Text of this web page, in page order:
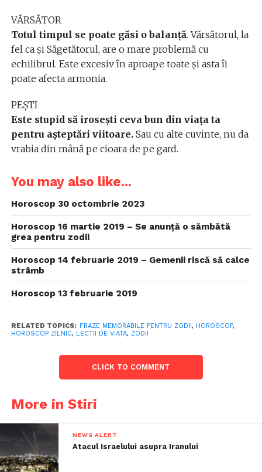
VĂRSĂTOR
Totul timpul se poate găsi o balanță. Vărsătorul, la
fel ca și Săgetătorul, are o mare problemă cu
echilibrul. Este excesiv în aproape toate și asta îi
poate afecta armonia.
PEȘTI
Este stupid să irosești ceva bun din viața ta
pentru așteptări viitoare.Sau cu alte cuvinte, nu da
vrabia din mână pe cioara de pe gard.
You may also like...
Horoscop 30 octombrie 2023
Horoscop 16 martie 2019 – Se anunță o sămbătă
grea pentru zodii
Horoscop 14 februarie 2019 – Gemenii riscă să calce
strâmb
Horoscop 13 februarie 2019
RELATED TOPICS: FRAZE MEMORABILE PENTRU ZODII, HOROSCOP,
HOROSCOP ZILNIC, LECTII DE VIATA, ZODII
CLICK TO COMMENT
More in Stiri
NEWS ALERT
Atacul Israelului asupra Iranului